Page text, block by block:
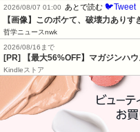
2026/08/07 01:00
あとで読む 🐦Tweet
【画像】このボケて、破壊力あり
哲学ニュースnwk
2026/08/16まで
[PR] 【最大56%OFF】マガジンハ
Kindleストア